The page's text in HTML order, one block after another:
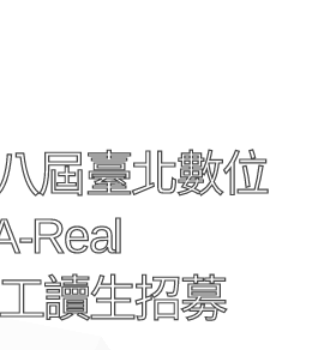
屆臺北數位
Real
讀生招募